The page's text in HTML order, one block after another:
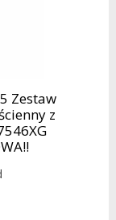
Zestaw
z